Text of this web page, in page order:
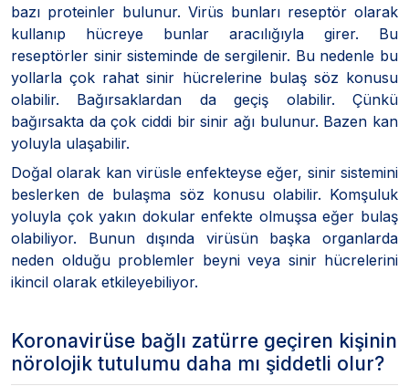
bazı proteinler bulunur. Virüs bunları reseptör olarak
kullanıp hücreye bunlar aracılığıyla girer. Bu
reseptörler sinir sisteminde de sergilenir. Bu nedenle bu
yollarla çok rahat sinir hücrelerine bulaş söz konusu
olabilir. Bağırsaklardan da geçiş olabilir. Çünkü
bağırsakta da çok ciddi bir sinir ağı bulunur. Bazen kan
yoluyla ulaşabilir.
Doğal olarak kan virüsle enfekteyse eğer, sinir sistemini
beslerken de bulaşma söz konusu olabilir. Komşuluk
yoluyla çok yakın dokular enfekte olmuşsa eğer bulaş
olabiliyor. Bunun dışında virüsün başka organlarda
neden olduğu problemler beyni veya sinir hücrelerini
ikincil olarak etkileyebiliyor.
Koronavirüse bağlı zatürre geçiren kişinin
nörolojik tutulumu daha mı şiddetli olur?